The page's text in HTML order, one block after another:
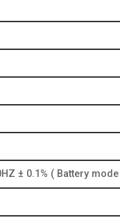
± 0.1% ( Battery